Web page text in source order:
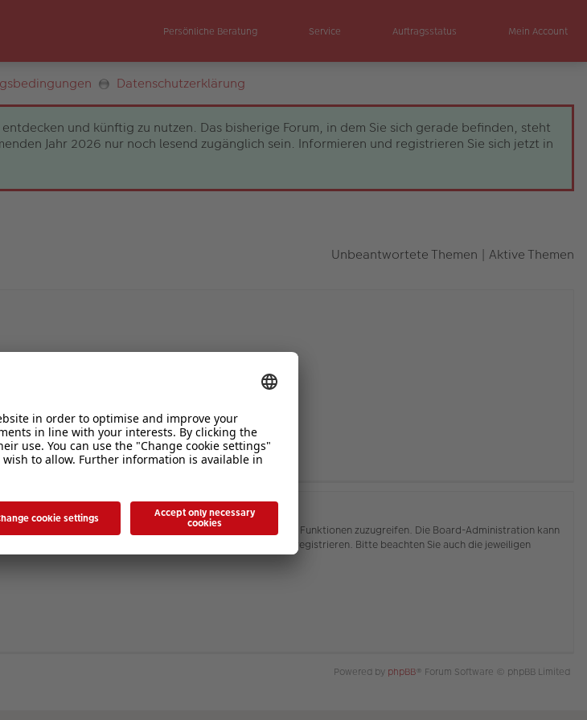
Persönliche Beratung Service Auftragsstatus Mein Account
Datenschutzerklärung
und künftig zu nutzen. Das bisherige Forum, in dem Sie sich gerade befinden, steht
Jahr 2026 nur noch lesend zugänglich sein. Informieren und registrieren Sie sich jetzt in
Unbeantwortete Themen | Aktive Themen
Augenblicken erledigt und ermöglicht es Ihnen, auf weitere Funktionen zuzugreifen. Die Board-Administration kann
und die verwandten Regelungen, bevor Sie sich registrieren. Bitte beachten Sie auch die jeweiligen
Powered by phpBB® Forum Software © phpBB Limited